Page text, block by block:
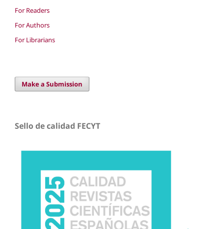
For Readers
For Authors
For Librarians
Make a Submission
Sello de calidad FECYT